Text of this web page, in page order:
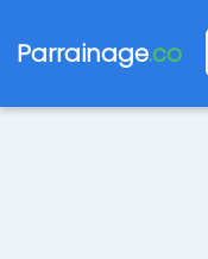
Parrainage.co